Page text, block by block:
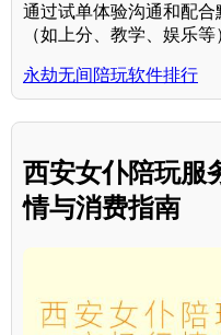
通过试单体验沟通和配
（如上分、教学、娱乐等
永劫无间陪玩软件排行
西安女仆陪玩服
情与消费指南